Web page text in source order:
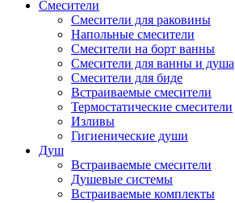
Смесители
Смесители для раковины
Напольные смесители
Смесители на борт ванны
Смесители для ванны и душа
Смесители для биде
Встраиваемые смесители
Термостатические смесители
Изливы
Гигиенические души
Душ
Встраиваемые смесители
Душевые системы
Встраиваемые комплекты